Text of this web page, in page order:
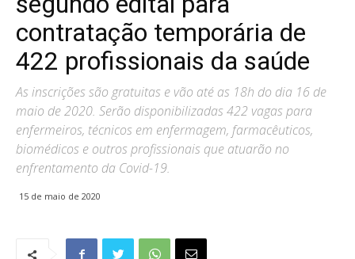
contratação temporária de
422 profissionais da saúde
As inscrições são gratuitas e vão até as 18h do dia 16 de
maio de 2020. Serão disponibilizadas 422 vagas para
enfermeiros, técnicos em enfermagem, farmacêuticos,
biomédicos e outros profissionais que atuarão no
enfrentamento da Covid-19.
15 de maio de 2020